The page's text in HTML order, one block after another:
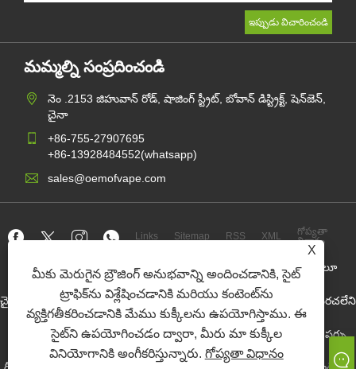
X
మీకు మెరుగైన బ్రౌజింగ్ అనుభవాన్ని అందించడానికి, సైట్
ట్రాఫిక్‌ను విశ్లేషించడానికి మరియు కంటెంట్‌ను
వ్యక్తిగతీకరించడానికి మేము కుక్కీలను ఉపయోగిస్తాము. ఈ
సైట్‌ని ఉపయోగించడం ద్వారా, మీరు మా కుక్కీల
వినియోగానికి అంగీకరిస్తున్నారు. గోప్యతా విధానం
మమ్మల్ని సంప్రదించండి
నెం .2153 జిహువాన్ రోడ్, షాజింగ్ స్ట్రీట్, బోవాన్ డిస్ట్రిక్ట్, షెన్‌జెన్,
చైనా
+86-755-27907695
+86-13928484552(whatsapp)
sales@oemofvape.com
Links Sitemap RSS XML
గోప్యతా
విధానం
కాపీరైట్ © 2022 APLUS ప్రెసిషన్ టెక్నాలజీ కో., లిమిటెడ్. అన్ని హక్కులూ
ప్రత్యేకించుకోవడమైనది.
చైనా కార్ట్రిడ్జ్ తయారీదారు, పున lace స్థాపన పాడ్ పరికరం, పునర్వినియోగపరచలేని
వేప్, OEM వేప్ ఫ్యాక్టరీ, ఎలక్ట్రానిక్ సిగరెట్
నికోటిన్ పర్సు టోకు వ్యాపారి, నికోటిన్ పర్సు సరఫరాదారు, OEM నికోటిన్ పర్సు
ఫ్యాక్టరీ, OEM స్నస్ ఫ్యాక్టరీ, నికోటిన్ పర్సు, ప్రిఫిల్డ్ పాడ్ పరికరం,